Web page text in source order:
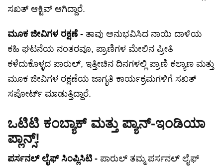
ಸಖತ್ ಆಕ್ಟಿವ್ ಆಗಿದ್ದಾರೆ.
ಮೂಕ ಜೀವಿಗಳ ರಕ್ಷಣೆ - ತಾವು ಅನುಭವಿಸಿದ ನಾಯಿ ದಾಳಿಯ
ಕಹಿ ಘಟನೆಯ ನಂತರವೂ, ಪ್ರಾಣಿಗಳ ಮೇಲಿನ ಪ್ರೀತಿ
ಕಳೆದುಕೊಳ್ಳದ ಪಾರುಲ್, ಇತ್ತೀಚಿನ ದಿನಗಳಲ್ಲಿ ಪ್ರಾಣಿ ಕಲ್ಯಾಣ ಮತ್ತು
ಮೂಕ ಜೀವಿಗಳ ರಕ್ಷಣೆಯ ಜಾಗೃತಿ ಕಾರ್ಯಕ್ರಮಗಳಿಗೆ ಸಖತ್
ಸಪೋರ್ಟ್ ಮಾಡುತ್ತಿದ್ದಾರೆ.
ಒಟಿಟಿ ಕಂಬ್ಯಾಕ್ ಮತ್ತು ಪ್ಯಾನ್-ಇಂಡಿಯಾ
ಪ್ಲಾನ್ಸ್!
ಪರ್ಸನಲ್ ಲೈಫ್ ಸಿಂಪ್ಲಿಸಿಟಿ - ಪಾರುಲ್ ತಮ್ಮ ಪರ್ಸನಲ್ ಲೈಫ್